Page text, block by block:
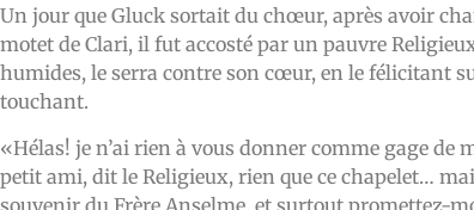
Un jour que Gluck sortait du chœur, après avoir
motet de Clari, il fut accosté par un pauvre
humides, le serra contre son cœur, en le félicitant
touchant.
«Hélas! je n’ai rien à vous donner comme gage de
petit ami, dit le Religieux, rien que ce chapelet…
souvenir du Frère Anselme, et surtout promettez-